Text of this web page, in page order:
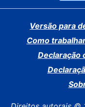
Versão para
Como
Declaração